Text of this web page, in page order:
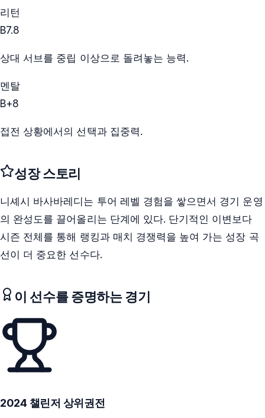
리턴
B7.8
상대 서브를 중립 이상으로 돌려놓는 능력.
멘탈
B+8
접전 상황에서의 선택과 집중력.
성장 스토리
니셰시 바사바레디는 투어 레벨 경험을 쌓으면서 경기 운영
의 완성도를 끌어올리는 단계에 있다. 단기적인 이변보다
시즌 전체를 통해 랭킹과 매치 경쟁력을 높여 가는 성장 곡
선이 더 중요한 선수다.
이 선수를 증명하는 경기
2024 챌린저 상위권전